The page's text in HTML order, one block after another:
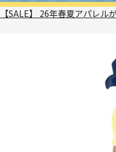
【SALE】 26年春夏アパレ